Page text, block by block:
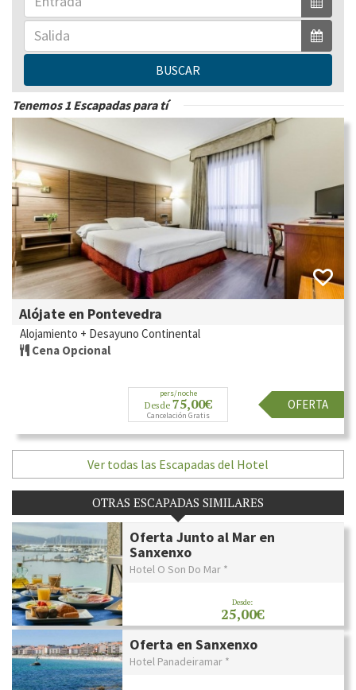
BUSCAR
Tenemos 1 Escapadas para tí
Alójate en Pontevedra
Alojamiento + Desayuno Continental
Cena Opcional
pers/noche
Desde 75,00€
Cancelación Gratis
OFERTA
Ver todas las Escapadas del Hotel
OTRAS ESCAPADAS SIMILARES
Oferta Junto al Mar en
Sanxenxo
Hotel O Son Do Mar *
Desde:
25,00€
Oferta en Sanxenxo
Hotel Panadeiramar *